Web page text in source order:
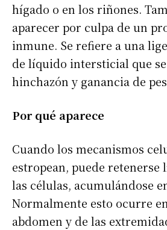
hígado o en los riñones.
aparecer por culpa de un
inmune. Se refiere a una
de líquido intersticial que
hinchazón y ganancia de
Por qué aparece
Cuando los mecanismos
estropean, puede
las células, acumulándose
Normalmente esto ocurre
abdomen y de las